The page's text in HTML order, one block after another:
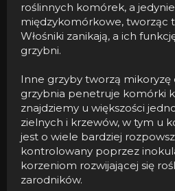
roślinnych komórek, a
międzykomórkowe, tworząc
Włośniki zanikają, a ich
grzybni.
Inne grzyby tworzą
grzybnia penetruje komórki
znajdziemy u większości
zielnych i krzewów, w tym u
jest o wiele bardziej
kontrolowany poprzez
korzeniom rozwijającej się
zarodników.